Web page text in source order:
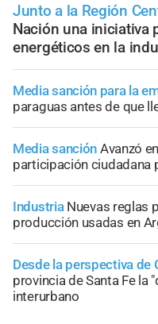
Junto a la Región
Nación una iniciativa
energéticos en la
Media sanción para la
paraguas antes de que
Media sanción Avanzó
participación ciudadana
Industria Nuevas reglas
producción usadas en
Desde la perspectiva de
provincia de Santa Fe la
interurbano